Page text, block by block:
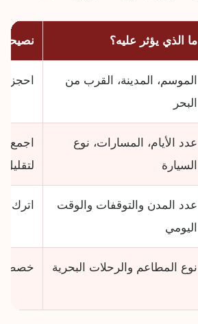
ما الذي يؤثر عليه؟ نصيحة
الموسم، المدينة، القرب من
البحر
احجز
عدد الأيام، المسارات، نوع
السيارة
اجمع
عدد المدن والتوقفات والوقت
اليومي
اترك
نوع المطاعم والرحلات البحرية خصص